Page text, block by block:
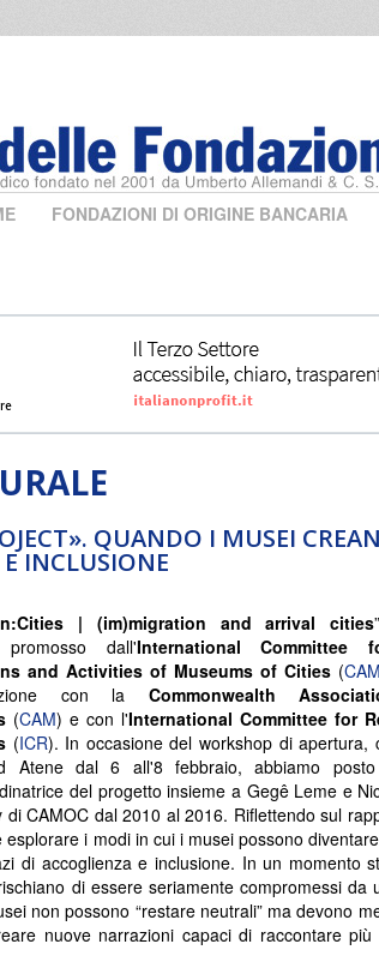
FONDAZIONI DI ORIGINE BANCARIA
QUANDO I MUSEI
INCLUSIONE
| (im)migration and arrival cities
promosso dall'International Committee
and Activities of Museums of Cities (
con la Commonwealth
(CAM) e con l'International Committee for
(ICR). In occasione del workshop di apertura,
Atene dal 6 all'8 febbraio, abbiamo
del progetto insieme a Gegê Leme e
CAMOC dal 2010 al 2016. Riflettendo sul
i modi in cui i musei possono
di accoglienza e inclusione. In un momento
di essere seriamente compromessi da
non possono “restare neutrali” ma devono
nuove narrazioni capaci di raccontare